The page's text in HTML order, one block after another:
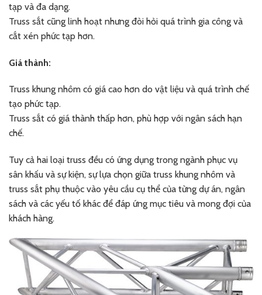
tạp và đa dạng.
Truss sắt cũng linh hoạt nhưng đòi hỏi quá trình gia công và
cắt xén phức tạp hơn.
Giá thành:
Truss khung nhôm có giá cao hơn do vật liệu và quá trình chế
tạo phức tạp.
Truss sắt có giá thành thấp hơn, phù hợp với ngân sách hạn
chế.
Tuy cả hai loại truss đều có ứng dụng trong ngành phục vụ
sân khấu và sự kiện, sự lựa chọn giữa truss khung nhôm và
truss sắt phụ thuộc vào yêu cầu cụ thể của từng dự án, ngân
sách và các yếu tố khác để đáp ứng mục tiêu và mong đợi của
khách hàng.